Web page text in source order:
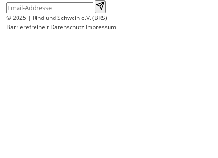
© 2025 | Rind und Schwein e.V. (BRS)
Barrierefreiheit Datenschutz Impressum